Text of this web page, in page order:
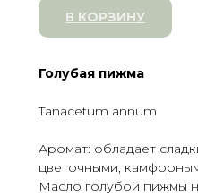
В КОРЗИНУ
Голубая пижма
Tanacetum annum
Аромат: обладает
цветочными,
Масло голубой пижмы